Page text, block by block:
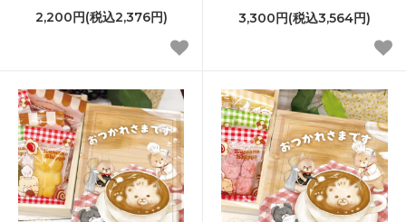
2,200円(税込2,376円) 3,300円(税込3,564円)